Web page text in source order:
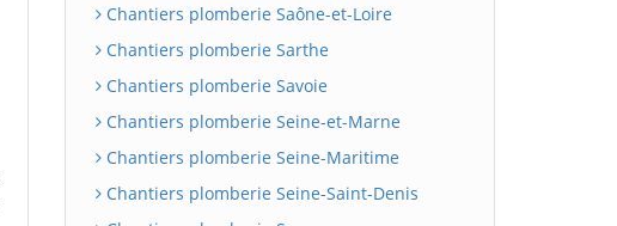
Chantiers plomberie Saône-et-Loire
Chantiers plomberie Sarthe
Chantiers plomberie Savoie
Chantiers plomberie Seine-et-Marne
Chantiers plomberie Seine-Maritime
Chantiers plomberie Seine-Saint-Denis